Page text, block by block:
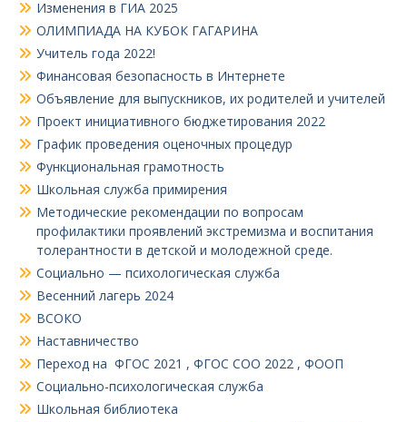
Изменения в ГИА 2025
ОЛИМПИАДА НА КУБОК ГАГАРИНА
Учитель года 2022!
Финансовая безопасность в Интернете
Объявление для выпускников, их родителей и учителей
Проект инициативного бюджетирования 2022
График проведения оценочных процедур
Функциональная грамотность
Школьная служба примирения
Методические рекомендации по вопросам
профилактики проявлений экстремизма и воспитания
толерантности в детской и молодежной среде.
Социально — психологическая служба
Весенний лагерь 2024
ВСОКО
Наставничество
Переход на ФГОС 2021 , ФГОС СОО 2022 , ФООП
Социально-психологическая служба
Школьная библиотека